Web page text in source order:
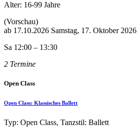
Alter: 16-99 Jahre
(Vorschau)
ab 17.10.2026 Samstag, 17. Oktober 2026
Sa 12:00 – 13:30
2 Termine
Open Class
Open Class: Klassisches Ballett
Typ: Open Class, Tanzstil: Ballett